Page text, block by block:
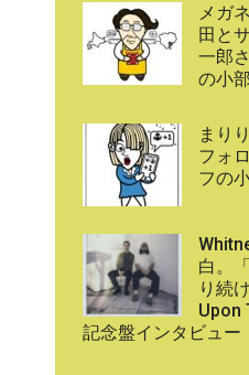
メガ
田と
一郎
の小
まり
フォ
フの
白。
り続
Upon
記念盤インタビュー